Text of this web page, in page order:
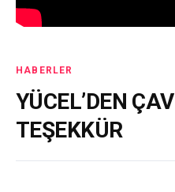
HABERLER
YÜCEL’DEN
TEŞEKKÜR